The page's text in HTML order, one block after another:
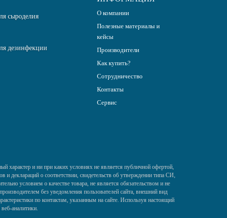
сыроделия
дезинфекции
О компании
Полезные материалы и
кейсы
Производители
Как купить?
Сотрудничество
Контакты
Сервис
характер и ни при каких условиях не является публичной офертой,
деклараций о соответствии, свидетельств об утверждении типа СИ,
условием о качестве товара, не является обязательством и не
без уведомления пользователей сайта, внешний вид
по контактам, указанным на сайте. Используя настоящий
аналитики.